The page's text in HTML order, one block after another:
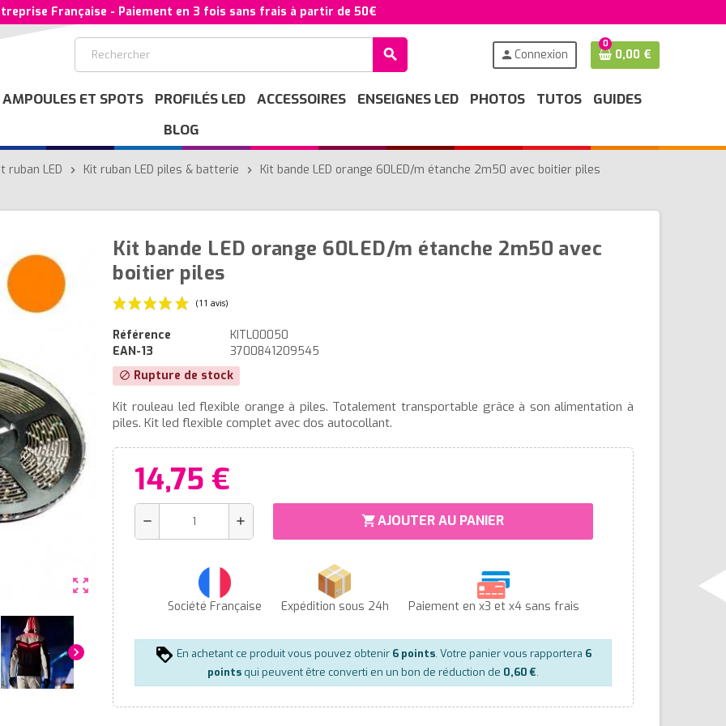
Française - Paiement en 3 fois sans frais à partir de 50€
search person Connexion
0
0,00 €
AMPOULES ET SPOTS PROFILÉS LED ACCESSOIRES ENSEIGNES LED PHOTOS TUTOS
GUIDES
BLOG
ruban LED chevron_right Kit ruban LED piles & batterie chevron_right Kit bande LED orange 60LED/m étanche 2m50 avec boitier piles
zoom_out_map
chevron_right
Kit bande LED orange 60LED/m étanche 2m50 avec
boitier piles
(11 avis)
Référence
KITL00050
EAN-13
3700841209545
block Rupture de stock
Kit rouleau led flexible orange à piles. Totalement transportable grâce à son alimentation à
piles. Kit led flexible complet avec dos autocollant.
14,75 €
remove add shopping_cartAJOUTER AU PANIER
Société Française Expédition sous 24h Paiement en x3 et x4 sans frais
En achetant ce produit vous pouvez obtenir 6 points. Votre panier vous rapportera 6
points qui peuvent être converti en un bon de réduction de 0,60 €.